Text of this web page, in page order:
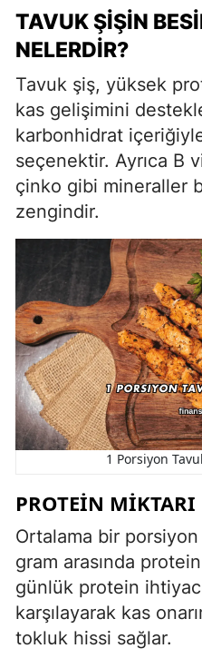
TAVUK ŞIŞIN
NELERDIR?
Tavuk şiş, yüksek
kas gelişimini
karbonhidrat
seçenektir. Ayrıca B
çinko gibi mineraller
zengindir.
1 Porsiyon
PROTEIN
Ortalama bir
gram arasında
günlük protein
karşılayarak kas
tokluk hissi sağlar.